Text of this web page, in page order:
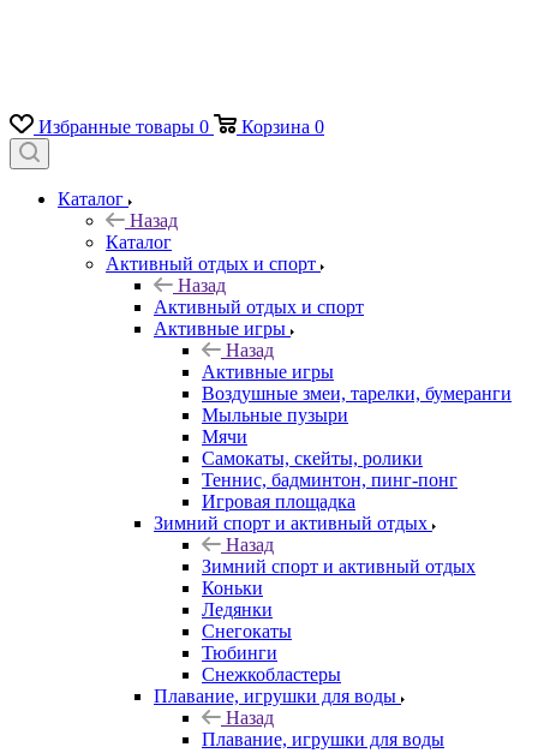
Избранные товары 0 Корзина 0
Каталог
Назад
Каталог
Активный отдых и спорт
Назад
Активный отдых и спорт
Активные игры
Назад
Активные игры
Воздушные змеи, тарелки, бумеранги
Мыльные пузыри
Мячи
Самокаты, скейты, ролики
Теннис, бадминтон, пинг-понг
Игровая площадка
Зимний спорт и активный отдых
Назад
Зимний спорт и активный отдых
Коньки
Ледянки
Снегокаты
Тюбинги
Снежкобластеры
Плавание, игрушки для воды
Назад
Плавание, игрушки для воды